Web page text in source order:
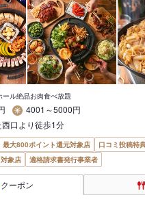
ル絶品お肉食べ放題
4001～5000円
口より徒歩1分
最大800ポイント還元対象店
口コミ投稿特
象店
適格請求書発行事業者
クーポン